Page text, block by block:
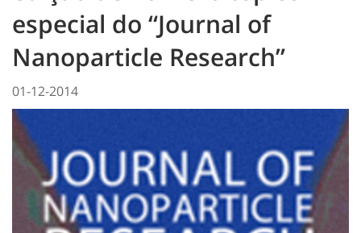
especial do “Journal of
Nanoparticle Research”
01-12-2014